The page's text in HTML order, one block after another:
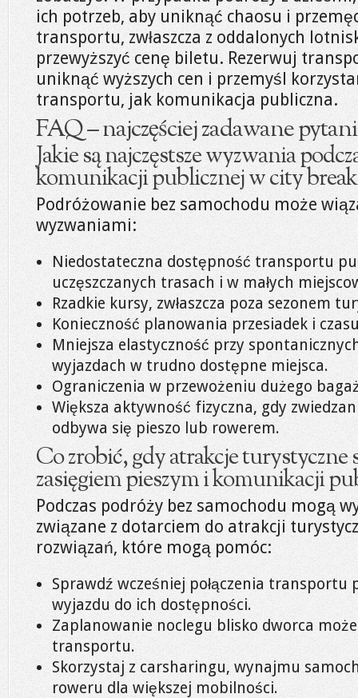
ich potrzeb, aby uniknąć chaosu i
transportu, zwłaszcza z oddalonych
przewyższyć cenę biletu. Rezerwuj
uniknąć wyższych cen i przemyśl
transportu, jak komunikacja publiczna.
FAQ – najczęściej zadawane
Jakie są najczęstsze wyzwania
komunikacji publicznej w city break
Podróżowanie bez samochodu może
wyzwaniami:
Niedostateczna dostępność transportu
uczęszczanych trasach i w małych
Rzadkie kursy, zwłaszcza poza sezonem
Konieczność planowania przesiadek i
Mniejsza elastyczność przy
wyjazdach w trudno dostępne miejsca.
Ograniczenia w przewożeniu dużego
Większa aktywność fizyczna, gdy
odbywa się pieszo lub rowerem.
Co zrobić, gdy atrakcje turystyczne
zasięgiem pieszym i komunikacji
Podczas podróży bez samochodu mogą
związane z dotarciem do atrakcji
rozwiązań, które mogą pomóc:
Sprawdź wcześniej połączenia
wyjazdu do ich dostępności.
Zaplanowanie noclegu blisko dworca
transportu.
Skorzystaj z carsharingu, wynajmu
roweru dla większej mobilności.